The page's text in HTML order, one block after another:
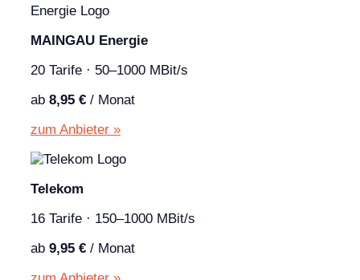
MAINGAU Energie
20 Tarife · 50–1000 MBit/s
ab 8,95 € / Monat
zum Anbieter »
Telekom
16 Tarife · 150–1000 MBit/s
ab 9,95 € / Monat